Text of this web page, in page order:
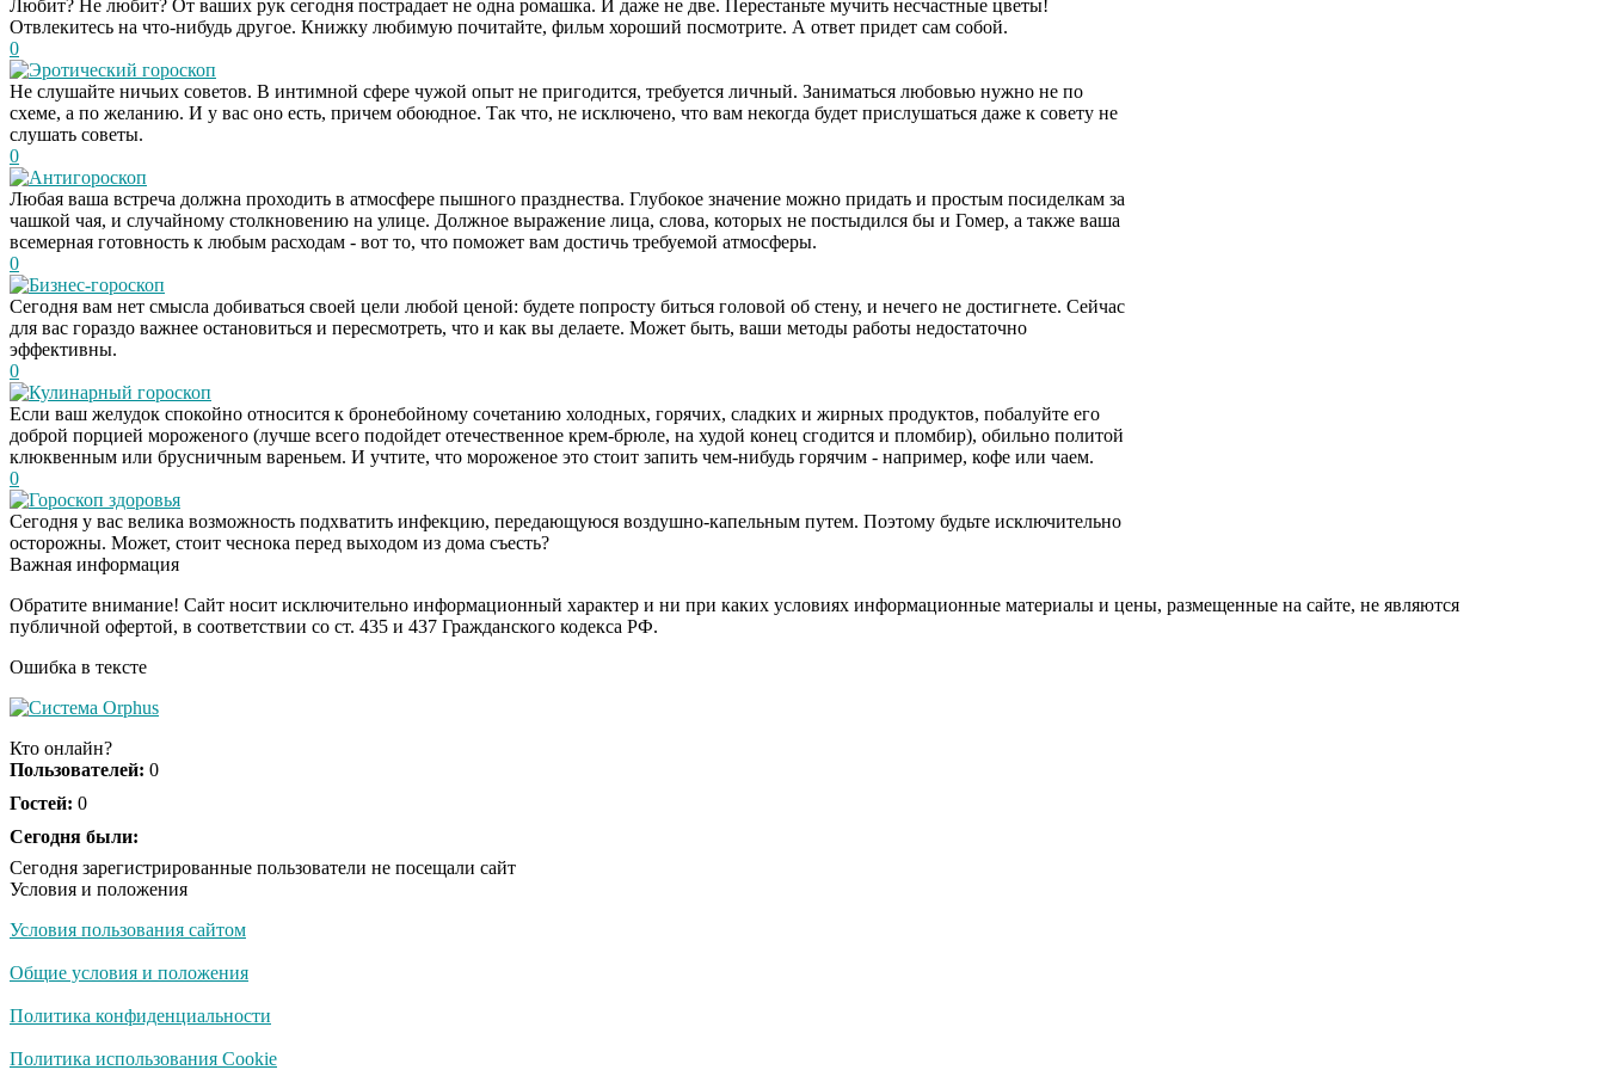
Любит? Не любит? От ваших рук сегодня пострадает не одна ромашка. И даже не две. Перестаньте мучить несчастные цветы!
Отвлекитесь на что-нибудь другое. Книжку любимую почитайте, фильм хороший посмотрите. А ответ придет сам собой.
0
Эротический гороскоп
Не слушайте ничьих советов. В интимной сфере чужой опыт не пригодится, требуется личный. Заниматься любовью нужно не по
схеме, а по желанию. И у вас оно есть, причем обоюдное. Так что, не исключено, что вам некогда будет прислушаться даже к совету не
слушать советы.
0
Антигороскоп
Любая ваша встреча должна проходить в атмосфере пышного празднества. Глубокое значение можно придать и простым посиделкам за
чашкой чая, и случайному столкновению на улице. Должное выражение лица, слова, которых не постыдился бы и Гомер, а также ваша
всемерная готовность к любым расходам - вот то, что поможет вам достичь требуемой атмосферы.
0
Бизнес-гороскоп
Сегодня вам нет смысла добиваться своей цели любой ценой: будете попросту биться головой об стену, и нечего не достигнете. Сейчас
для вас гораздо важнее остановиться и пересмотреть, что и как вы делаете. Может быть, ваши методы работы недостаточно
эффективны.
0
Кулинарный гороскоп
Если ваш желудок спокойно относится к бронебойному сочетанию холодных, горячих, сладких и жирных продуктов, побалуйте его
доброй порцией мороженого (лучше всего подойдет отечественное крем-брюле, на худой конец сгодится и пломбир), обильно политой
клюквенным или брусничным вареньем. И учтите, что мороженое это стоит запить чем-нибудь горячим - например, кофе или чаем.
0
Гороскоп здоровья
Сегодня у вас велика возможность подхватить инфекцию, передающуюся воздушно-капельным путем. Поэтому будьте исключительно
осторожны. Может, стоит чеснока перед выходом из дома съесть?
Важная информация
Обратите внимание! Сайт носит исключительно информационный характер и ни при каких условиях информационные материалы и цены, размещенные на сайте, не являются
публичной офертой, в соответствии со ст. 435 и 437 Гражданского кодекса РФ.
Ошибка в тексте
Кто онлайн?
Пользователей: 0
Гостей: 0
Сегодня были:
Сегодня зарегистрированные пользователи не посещали сайт
Условия и положения
Условия пользования сайтом
Общие условия и положения
Политика конфиденциальности
Политика использования Cookie